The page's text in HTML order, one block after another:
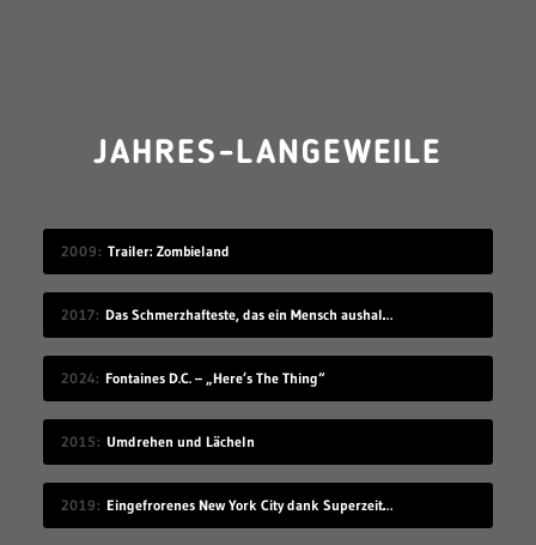
JAHRES-LANGEWEILE
2009 Trailer: Zombieland
2017 Das Schmerzhafteste, das ein Mensch aushalten kann
2024 Fontaines D.C. – „Here’s The Thing“
2015 Umdrehen und Lächeln
2019 Eingefrorenes New York City dank Superzeitlupe